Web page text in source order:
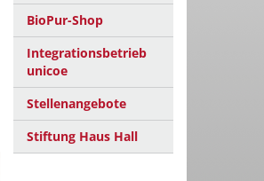
BioPur-Shop
Integrationsbetrieb
unicoe
Stellenangebote
Stiftung Haus Hall